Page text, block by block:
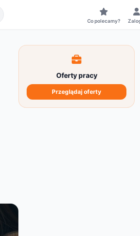
Co polecamy?
Oferty pracy
Przeglądaj oferty